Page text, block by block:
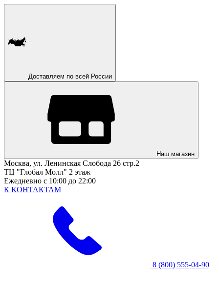
Доставляем по всей России
Наш магазин
Москва, ул. Ленинская Слобода 26 стр.2
ТЦ "Глобал Молл" 2 этаж
Ежедневно с 10:00 до 22:00
К КОНТАКТАМ
8 (800) 555-04-90